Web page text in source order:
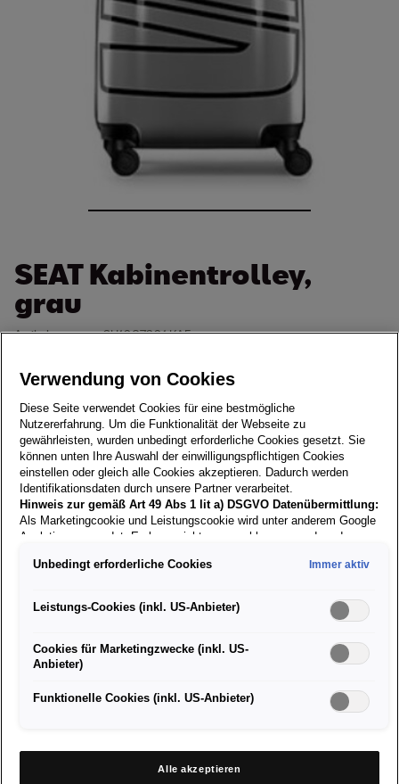
SEAT Kabinentrolley,
grau
Artikelnummer: 6H1087301 KAF
€169,00
Versand nur innerhalb Österreichs!
Größe:
Kabinentrolley mit vier schwenkbaren Rollen,
Produkte
Verwendung von Cookies
Diese Seite verwendet Cookies für eine bestmögliche
Nutzererfahrung. Um die Funktionalität der Webseite zu
gewährleisten, wurden unbedingt erforderliche Cookies gesetzt. Sie
können unten Ihre Auswahl der einwilligungspflichtigen Cookies
einstellen oder gleich alle Cookies akzeptieren. Dadurch werden
Identifikationsdaten durch unsere Partner verarbeitet.
Hinweis zur gemäß Art 49 Abs 1 lit a) DSGVO Datenübermittlung:
Als Marketingcookie und Leistungscookie wird unter anderem Google
Analytics verwendet. Es kann nicht ausgeschlossen werden, dass
die USA (insbesondere dort an die Google LLC) weitergibt. In den
gleichwertiges Datenschutzniveau und es fehlt an einem
Angemessenheitsbeschluss der Europäischen Kommission. Hieraus
Betroffener in den USA nicht wirksam durchsetzen können, in den
USA keine Datenschutzgrundsätze bestehen, und weil nicht
Sicherheitsbehörden einen Zugriff auf Daten erlangen können, wobei
Eingriffe in Ihre persönlichen Rechte und Freiheiten nicht auf das
Art 49 Abs 1 lit a) DSGVO der Übermittlung der in den
Unbedingt erforderliche Cookies Immer aktiv
Leistungs-Cookies (inkl. US-Anbieter)
Cookies für Marketingzwecke (inkl. US-
Anbieter)
Funktionelle Cookies (inkl. US-Anbieter)
Alle akzeptieren